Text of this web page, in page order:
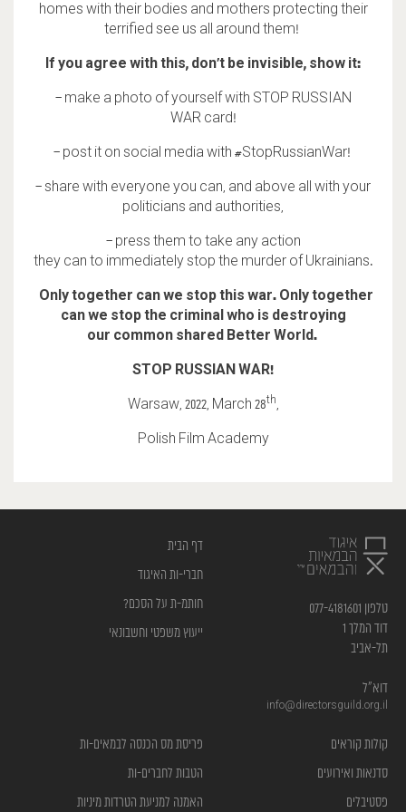
homes with their bodies and mothers protecting their
terrified see us all around them!
If you agree with this, don’t be invisible, show it:
– make a photo of yourself with STOP RUSSIAN
WAR card!
– post it on social media with #StopRussianWar!
– share with everyone you can, and above all with your
politicians and authorities,
– press them to take any action
they can to immediately stop the murder of Ukrainians.
Only together can we stop this war. Only together
can we stop the criminal who is destroying
our common shared Better World.
STOP RUSSIAN WAR!
Warsaw, 2022, March 28th,
Polish Film Academy
טלפון 077-4181601
דוד המלך 1
תל-אביב
דוא”ל
info@directorsguild.org.il
דף הבית
חברי-ות האיגוד
חותמ-ת על הסכם?
ייעוץ משפטי וחשבונאי
קולות קוראים
סדנאות ואירועים
פסטיבלים
פריסת מס הכנסה לבמאים-ות
הטבות לחברים-ות
האמנה למניעת הטרדות מיניות